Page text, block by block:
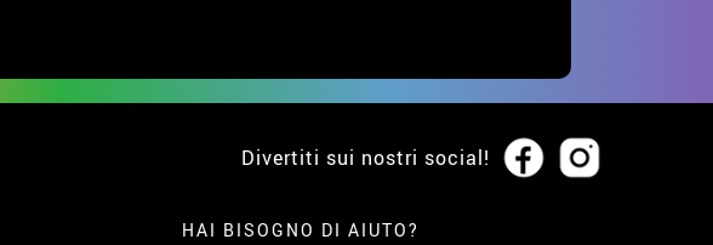
Divertiti sui nostri social!
HAI BISOGNO DI AIUTO?